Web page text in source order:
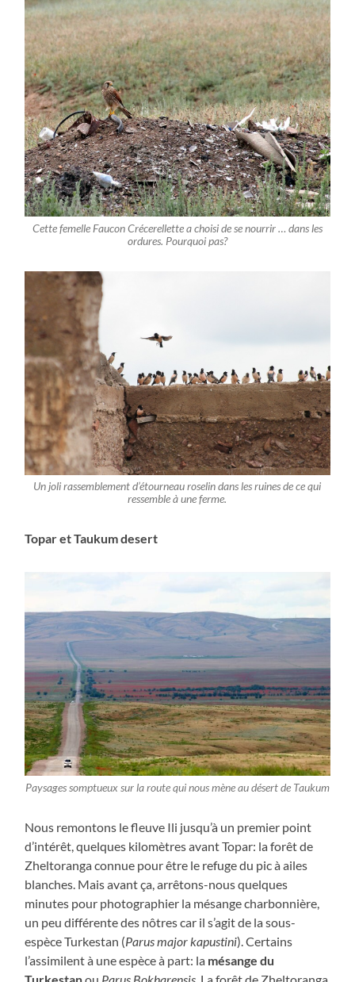
Cette femelle Faucon Crécerellette a choisi de se nourrir … dans les
ordures. Pourquoi pas?
Un joli rassemblement d’étourneau roselin dans les ruines de ce qui
ressemble à une ferme.
Topar et Taukum desert
Paysages somptueux sur la route qui nous mène au désert de Taukum
Nous remontons le fleuve Ili jusqu’à un premier point
d’intérêt, quelques kilomètres avant Topar: la forêt de
Zheltoranga connue pour être le refuge du pic à ailes
blanches. Mais avant ça, arrêtons-nous quelques
minutes pour photographier la mésange charbonnière,
un peu différente des nôtres car il s’agit de la sous-
espèce Turkestan (Parus major kapustini). Certains
l’assimilent à une espèce à part: la mésange du